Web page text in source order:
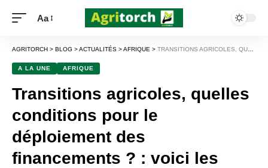
Aa
AGRITORCH > BLOG >ACTUALITÉS >AFRIQUE > TRANSITIONS AGRICOLES, QUELLES CONDITIONS POUR LE DÉPLOIEMENT DES FINANCEMENTS ? : VOICI LES PROPOSITIONS DE KAKO NUBUKPO
A LA UNE AFRIQUE
Transitions agricoles, quelles
conditions pour le
déploiement des
financements ? : voici les